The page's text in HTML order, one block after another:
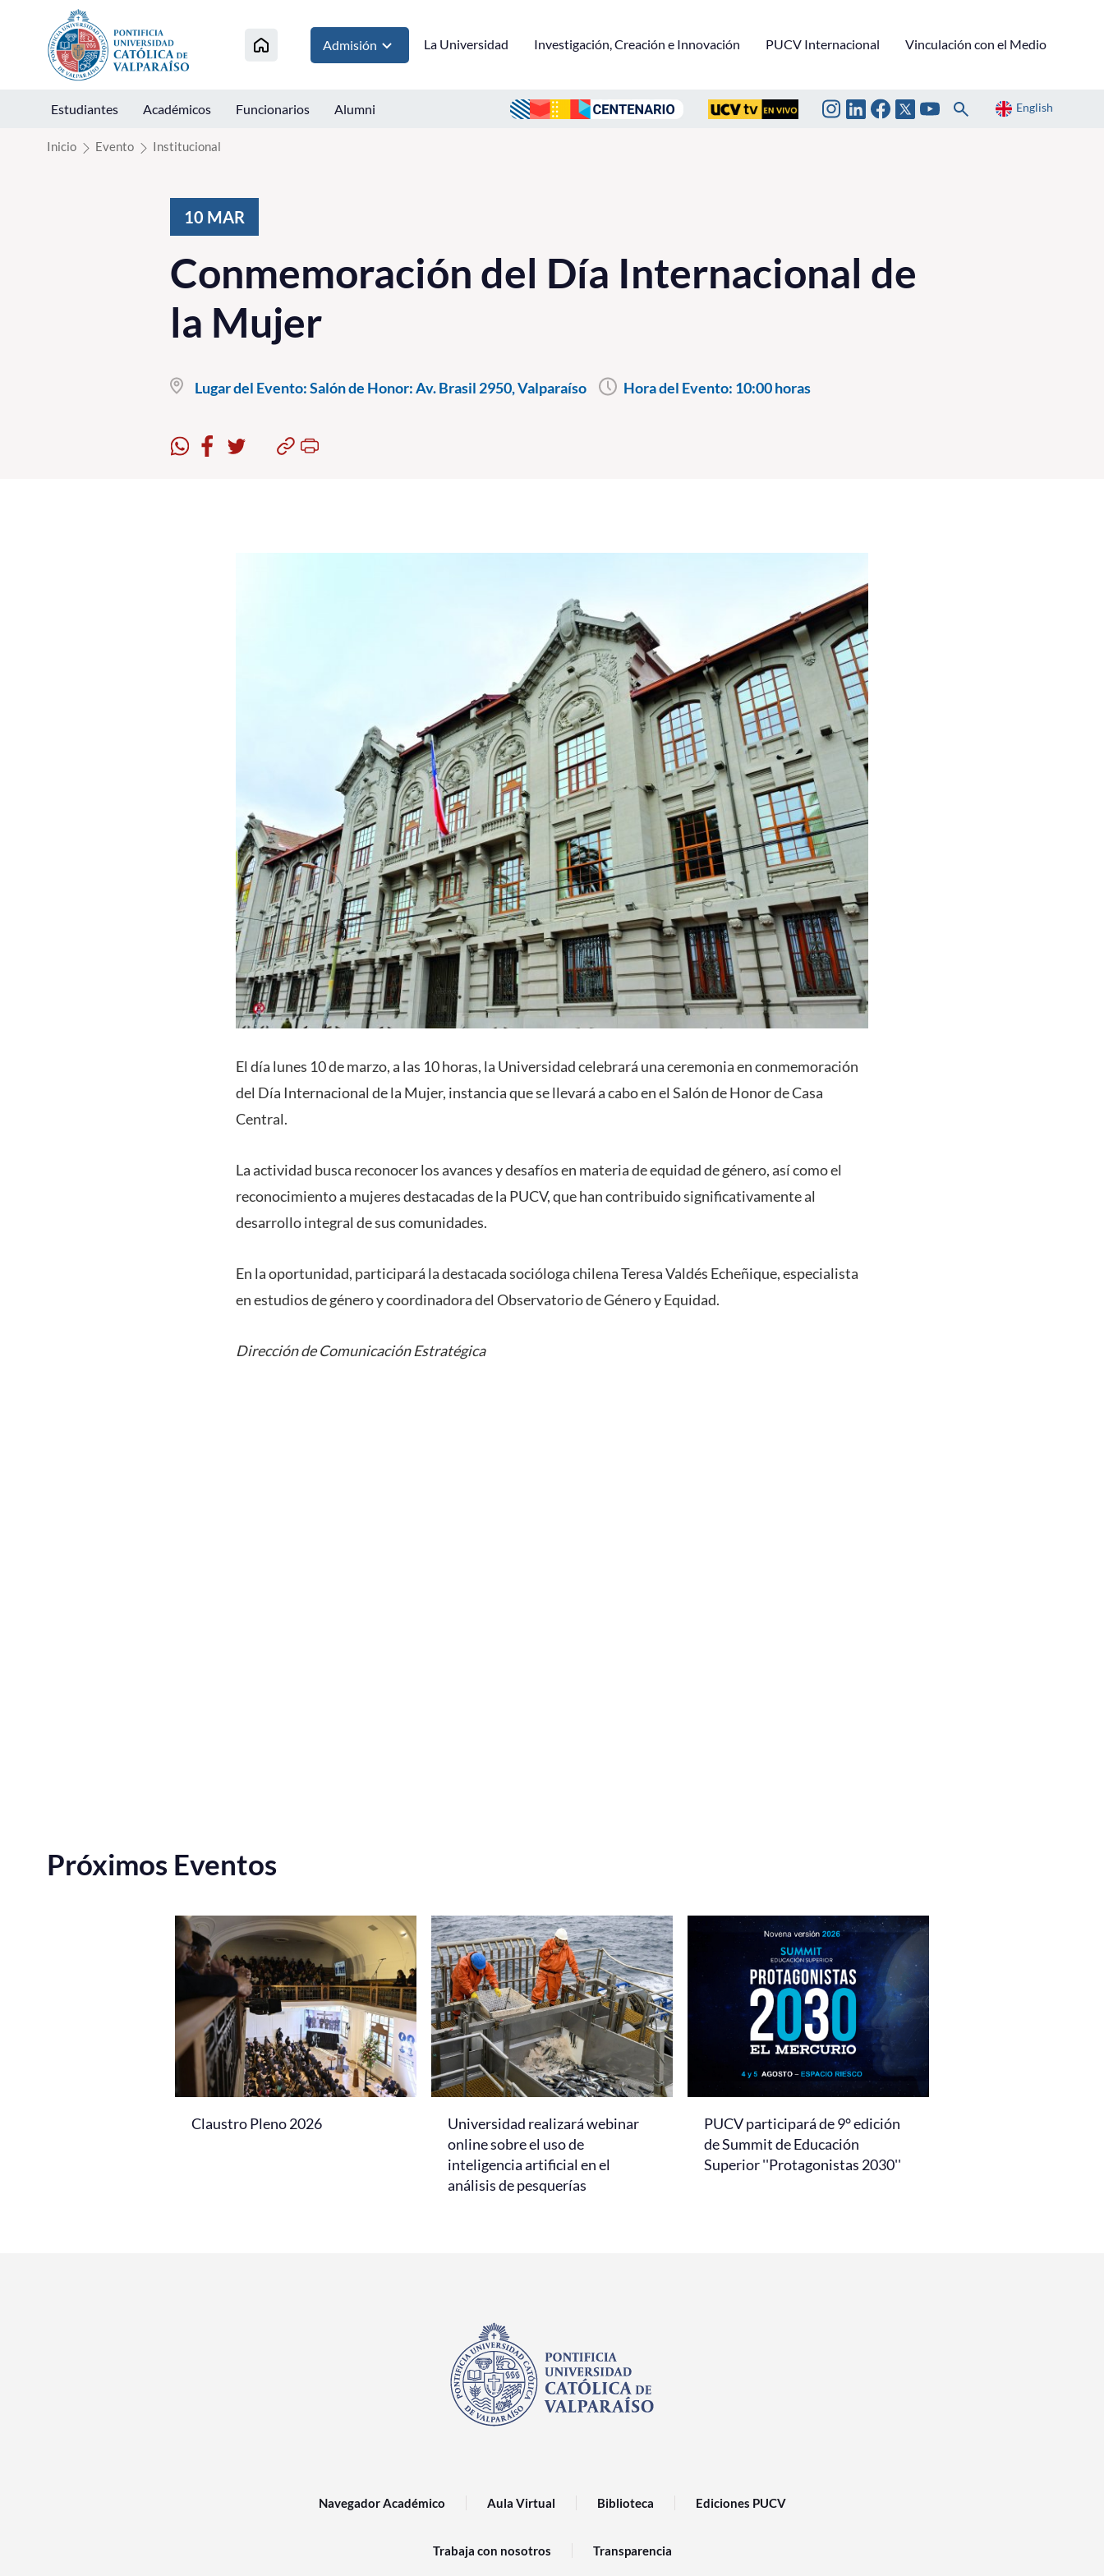
Click acá para ir directamente al contenido
Admisión La Universidad Investigación, Creación e Innovación PUCV Internacional Vinculación con el Medio
Estudiantes Académicos Funcionarios Alumni English
Inicio Evento Institucional
10 MAR
Conmemoración del Día Internacional de
la Mujer
Lugar del Evento:Salón de Honor: Av. Brasil 2950, Valparaíso Hora del Evento: 10:00 horas
El día lunes 10 de marzo, a las 10 horas, la Universidad celebrará una ceremonia en conmemoración
del Día Internacional de la Mujer, instancia que se llevará a cabo en el Salón de Honor de Casa
Central.
La actividad busca reconocer los avances y desafíos en materia de equidad de género, así como el
reconocimiento a mujeres destacadas de la PUCV, que han contribuido significativamente al
desarrollo integral de sus comunidades.
En la oportunidad, participará la destacada socióloga chilena Teresa Valdés Echeñique, especialista
en estudios de género y coordinadora del Observatorio de Género y Equidad.
Dirección de Comunicación Estratégica
Próximos Eventos
Claustro Pleno 2026
Universidad realizará webinar
online sobre el uso de
inteligencia artificial en el
análisis de pesquerías
PUCV participará de 9° edición
de Summit de Educación
Superior ''Protagonistas 2030''
Navegador Académico Aula Virtual Biblioteca Ediciones PUCV
Trabaja con nosotros Transparencia